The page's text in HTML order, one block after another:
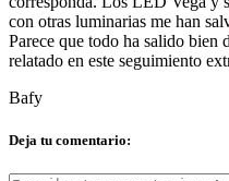
con otras luminarias me han
Parece que todo ha salido bien
relatado en este seguimiento
Bafy
Deja tu comentario: